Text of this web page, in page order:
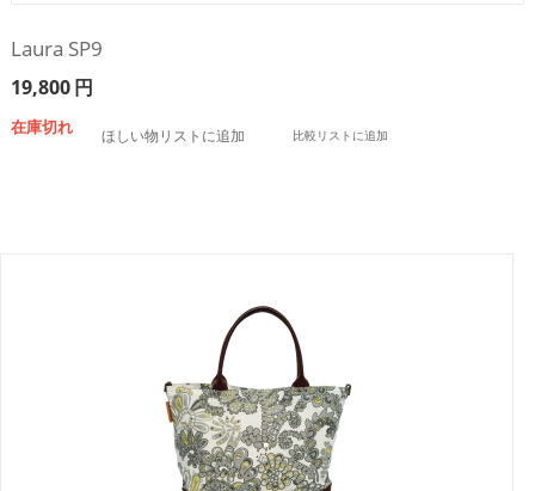
Laura SP9
19,800円
在庫切れ ほしい物リストに追加 比較リストに追加